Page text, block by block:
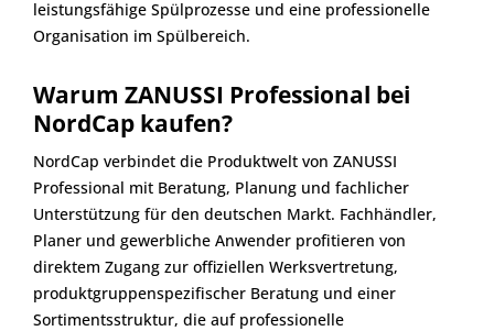
leistungsfähige Spülprozesse und eine professionelle
Organisation im Spülbereich.
Warum ZANUSSI Professional bei
NordCap kaufen?
NordCap verbindet die Produktwelt von ZANUSSI
Professional mit Beratung, Planung und fachlicher
Unterstützung für den deutschen Markt. Fachhändler,
Planer und gewerbliche Anwender profitieren von
direktem Zugang zur offiziellen Werksvertretung,
produktgruppenspezifischer Beratung und einer
Sortimentsstruktur, die auf professionelle